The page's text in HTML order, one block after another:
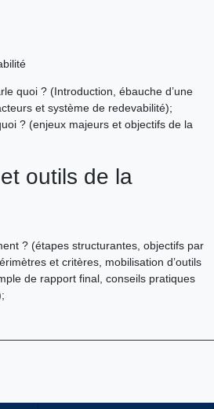
quoi ? (Introduction, ébauche d’une
et système de redevabilité);
? (enjeux majeurs et objectifs de la
outils de la
? (étapes structurantes, objectifs par
et critères, mobilisation d’outils
de rapport final, conseils pratiques